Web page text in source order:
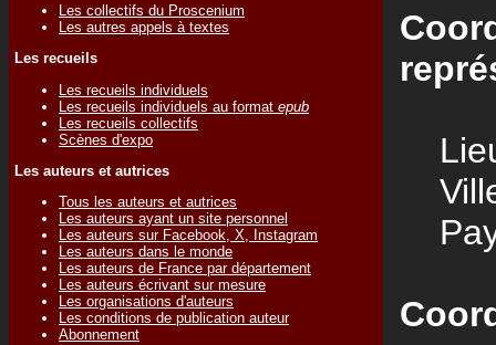
Les collectifs du Proscenium
Les autres appels à textes
Les recueils
Les recueils individuels
Les recueils individuels au format epub
Les recueils collectifs
Scènes d'expo
Les auteurs et autrices
Tous les auteurs et autrices
Les auteurs ayant un site personnel
Les auteurs sur Facebook, X, Instagram
Les auteurs dans le monde
Les auteurs de France par département
Les auteurs écrivant sur mesure
Les organisations d'auteurs
Les conditions de publication auteur
Abonnement